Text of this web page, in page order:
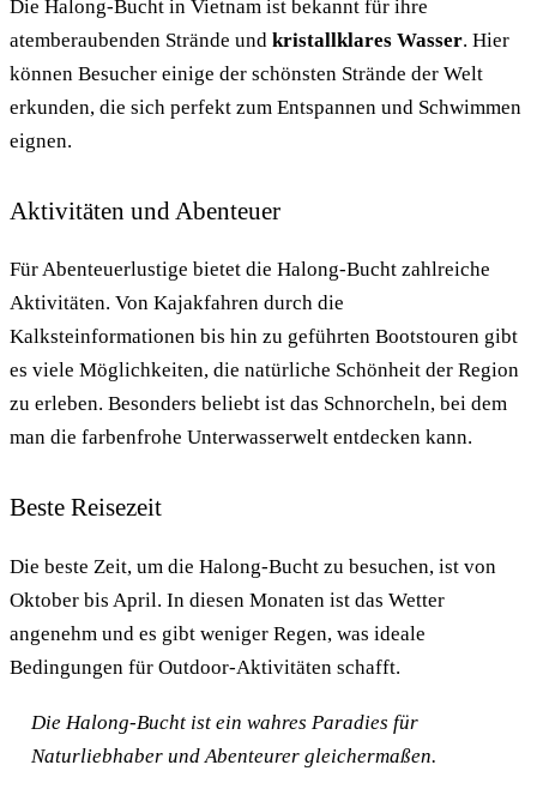
Die Halong-Bucht in Vietnam ist bekannt für ihre
atemberaubenden Strände und kristallklares Wasser. Hier
können Besucher einige der schönsten Strände der Welt
erkunden, die sich perfekt zum Entspannen und Schwimmen
eignen.
Aktivitäten und Abenteuer
Für Abenteuerlustige bietet die Halong-Bucht zahlreiche
Aktivitäten. Von Kajakfahren durch die
Kalksteinformationen bis hin zu geführten Bootstouren gibt
es viele Möglichkeiten, die natürliche Schönheit der Region
zu erleben. Besonders beliebt ist das Schnorcheln, bei dem
man die farbenfrohe Unterwasserwelt entdecken kann.
Beste Reisezeit
Die beste Zeit, um die Halong-Bucht zu besuchen, ist von
Oktober bis April. In diesen Monaten ist das Wetter
angenehm und es gibt weniger Regen, was ideale
Bedingungen für Outdoor-Aktivitäten schafft.
Die Halong-Bucht ist ein wahres Paradies für
Naturliebhaber und Abenteurer gleichermaßen.